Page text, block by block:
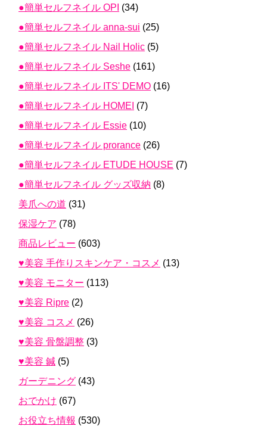
●簡単セルフネイル OPI (34)
●簡単セルフネイル anna-sui (25)
●簡単セルフネイル Nail Holic (5)
●簡単セルフネイル Seshe (161)
●簡単セルフネイル ITS' DEMO (16)
●簡単セルフネイル HOMEI (7)
●簡単セルフネイル Essie (10)
●簡単セルフネイル prorance (26)
●簡単セルフネイル ETUDE HOUSE (7)
●簡単セルフネイル グッズ収納 (8)
美爪への道 (31)
保湿ケア (78)
商品レビュー (603)
♥美容 手作りスキンケア・コスメ (13)
♥美容 モニター (113)
♥美容 Ripre (2)
♥美容 コスメ (26)
♥美容 骨盤調整 (3)
♥美容 鍼 (5)
ガーデニング (43)
おでかけ (67)
お役立ち情報 (530)